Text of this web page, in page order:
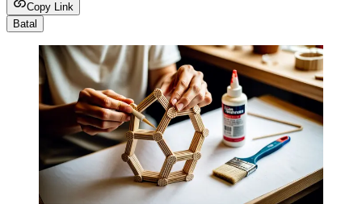
Copy Link
Batal